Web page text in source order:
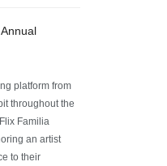
platform from
throughout the
Familia
an artist
to their